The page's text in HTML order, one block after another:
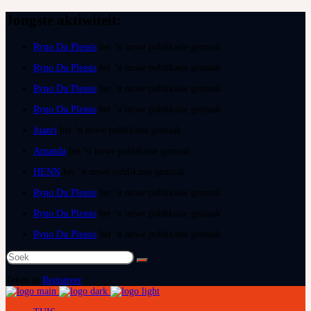
Ryno Du Plessis
Ryno Du Plessis
Ryno Du Plessis
Ryno Du Plessis
Juanri
Amanda
HENN
Ryno Du Plessis
Ryno Du Plessis
Ryno Du Plessis
Soek
na:
Registreer